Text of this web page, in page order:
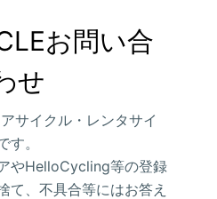
お問い合
せ
サイクル・レンタサイ
す。
やHelloCycling等の登録
て、不具合等にはお答え